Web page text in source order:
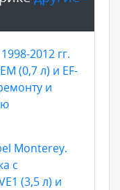
2012 гг.
(0,7 л) и EF-
и
Monterey.
с
(3,5 л) и